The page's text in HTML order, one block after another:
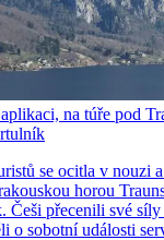
na túře pod
se ocitla v nouzi
horou
přecenili své síly
o sobotní události